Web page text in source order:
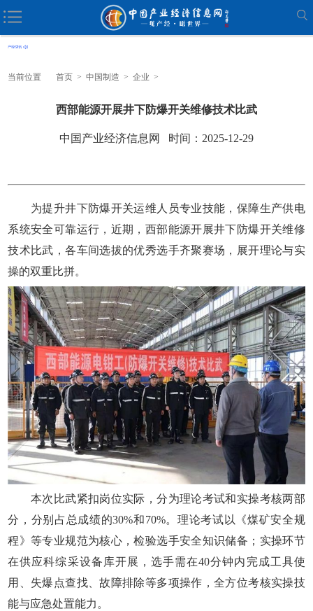
当前位置 首页 > 中国制造 > 企业 >
西部能源开展井下防爆开关维修技术比武
中国产业经济信息网 时间：2025-12-29
为提升井下防爆开关运维人员专业技能，保障生产供电
系统安全可靠运行，近期，西部能源开展井下防爆开关维修
技术比武，各车间选拔的优秀选手齐聚赛场，展开理论与实
操的双重比拼。
本次比武紧扣岗位实际，分为理论考试和实操考核两部
分，分别占总成绩的30%和70%。理论考试以《煤矿安全规
程》等专业规范为核心，检验选手安全知识储备；实操环节
在供应科综采设备库开展，选手需在40分钟内完成工具使
用、失爆点查找、故障排除等多项操作，全方位考核实操技
能与应急处置能力。